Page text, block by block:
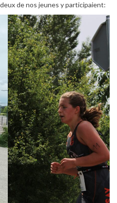
de nos jeunes y participaient: